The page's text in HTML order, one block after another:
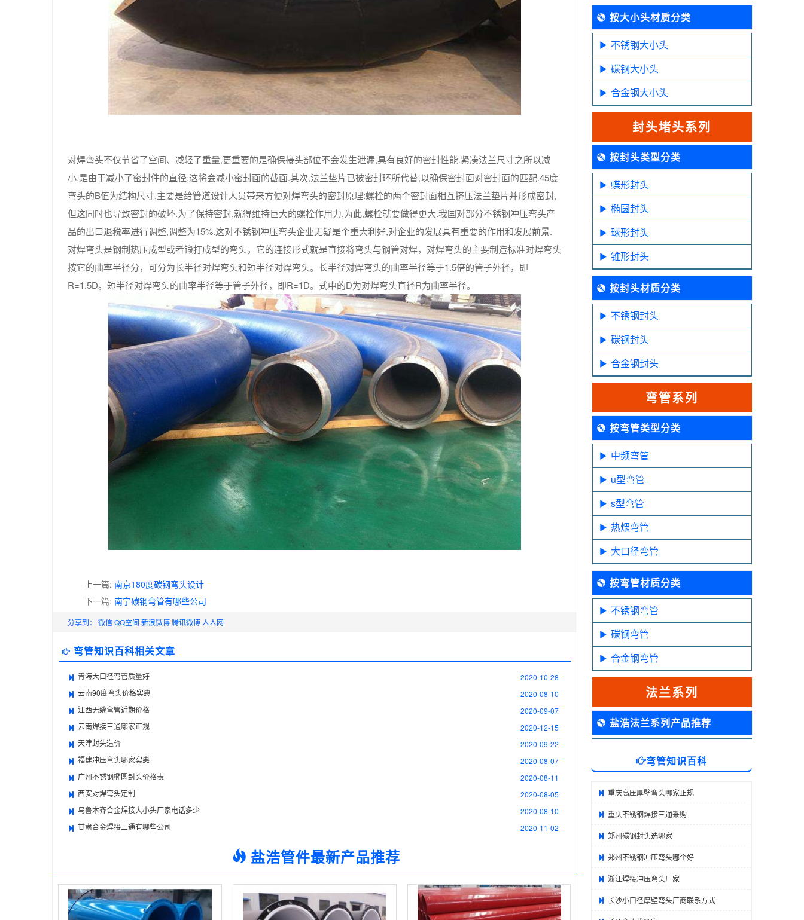
对焊弯头不仅节省了空间、减轻了重量,更重要的是确保接头部位不会发生泄漏,具有良好的密封性能.紧凑法兰尺寸之所以减
小,是由于减小了密封件的直径,这将会减小密封面的截面.其次,法兰垫片已被密封环所代替,以确保密封面对密封面的匹配.45度
弯头的B值为结构尺寸,主要是给管道设计人员带来方便对焊弯头的密封原理:螺栓的两个密封面相互挤压法兰垫片并形成密封,
但这同时也导致密封的破坏.为了保持密封,就得维持巨大的螺栓作用力,为此,螺栓就要做得更大.我国对部分不锈钢冲压弯头产
品的出口退税率进行调整,调整为15%.这对不锈钢冲压弯头企业无疑是个重大利好,对企业的发展具有重要的作用和发展前景.
对焊弯头是钢制热压成型或者锻打成型的弯头，它的连接形式就是直接将弯头与钢管对焊，对焊弯头的主要制造标准对焊弯头
按它的曲率半径分，可分为长半径对焊弯头和短半径对焊弯头。长半径对焊弯头的曲率半径等于1.5倍的管子外径，即
R=1.5D。短半径对焊弯头的曲率半径等于管子外径，即R=1D。式中的D为对焊弯头直径R为曲率半径。
上一篇: 南京180度碳钢弯头设计
下一篇: 南宁碳钢弯管有哪些公司
分享到： 微信QQ空间 新浪微博腾讯微博 人人网
弯管知识百科相关文章
青海大口径弯管质量好
2020-10-28
云南90度弯头价格实惠
2020-08-10
江西无缝弯管近期价格
2020-09-07
云南焊接三通哪家正规
2020-12-15
天津封头造价
2020-09-22
福建冲压弯头哪家实惠
2020-08-07
广州不锈钢椭圆封头价格表
2020-08-11
西安对焊弯头定制
2020-08-05
乌鲁木齐合金焊接大小头厂家电话多少
2020-08-10
甘肃合金焊接三通有哪些公司
2020-11-02
盐浩管件最新产品推荐
按大小头材质分类
不锈钢大小头
碳钢大小头
合金钢大小头
封头堵头系列
按封头类型分类
蝶形封头
椭圆封头
球形封头
锥形封头
按封头材质分类
不锈钢封头
碳钢封头
合金钢封头
弯管系列
按弯管类型分类
中频弯管
u型弯管
s型弯管
热煨弯管
大口径弯管
按弯管材质分类
不锈钢弯管
碳钢弯管
合金钢弯管
法兰系列
盐浩法兰系列产品推荐
弯管知识百科
重庆高压厚壁弯头哪家正规
重庆不锈钢焊接三通采购
郑州碳钢封头选哪家
郑州不锈钢冲压弯头哪个好
浙江焊接冲压弯头厂家
长沙小口径厚壁弯头厂商联系方式